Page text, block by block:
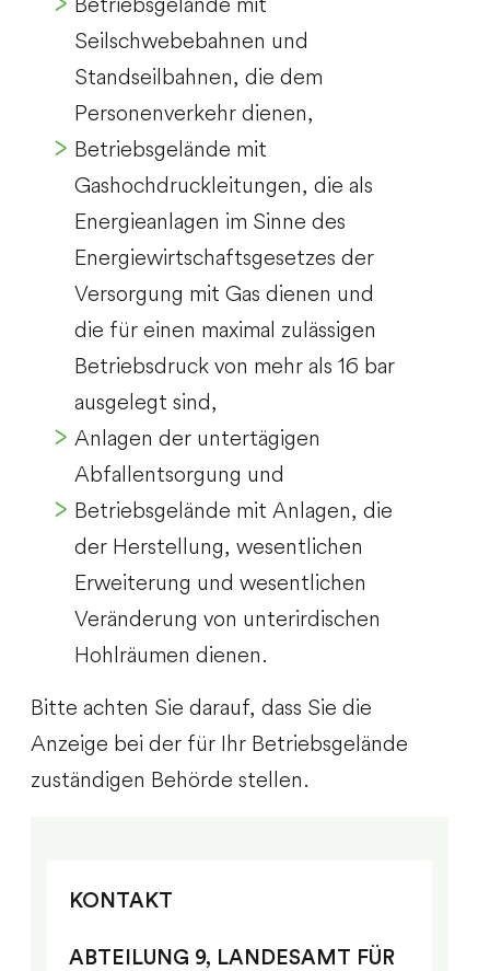
Seilschwebebahnen und
Standseilbahnen, die dem
Personenverkehr dienen,
Betriebsgelände mit
Gashochdruckleitungen, die als
Energieanlagen im Sinne des
Energiewirtschaftsgesetzes der
Versorgung mit Gas dienen und
die für einen maximal zulässigen
Betriebsdruck von mehr als 16 bar
ausgelegt sind,
Anlagen der untertägigen
Abfallentsorgung und
Betriebsgelände mit Anlagen, die
der Herstellung, wesentlichen
Erweiterung und wesentlichen
Veränderung von unterirdischen
Hohlräumen dienen.
Bitte achten Sie darauf, dass Sie die
Anzeige bei der für Ihr Betriebsgelände
zuständigen Behörde stellen.
KONTAKT
ABTEILUNG 9, LANDESAMT FÜR